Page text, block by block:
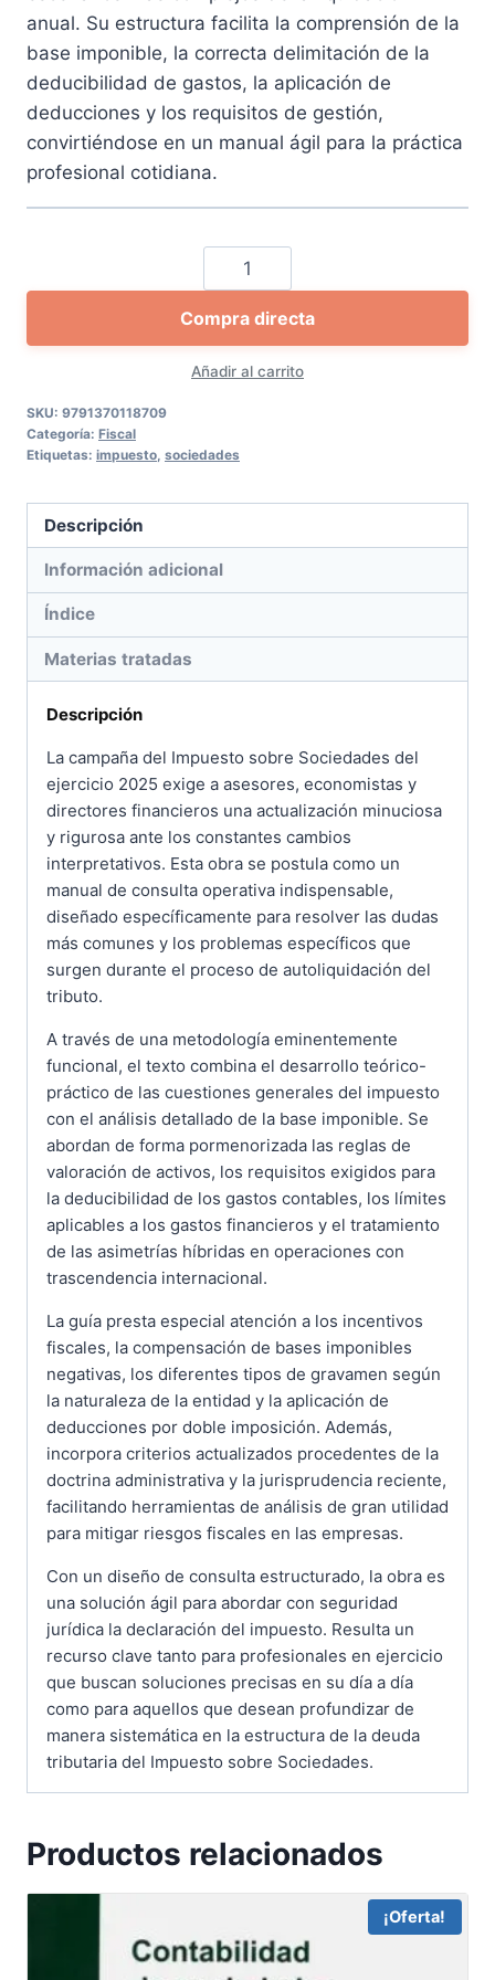
anual. Su estructura facilita la comprensión de la
base imponible, la correcta delimitación de la
deducibilidad de gastos, la aplicación de
deducciones y los requisitos de gestión,
convirtiéndose en un manual ágil para la práctica
profesional cotidiana.
Preguntas
y
casos
acerca
del
para
2025
Añadir al carrito
Compra directa
SKU: 9791370118709
Categoría: Fiscal
Etiquetas: impuesto, sociedades
Descripción
Información adicional
Índice
Materias tratadas
Descripción
La campaña del Impuesto sobre Sociedades del
ejercicio 2025 exige a asesores, economistas y
directores financieros una actualización minuciosa
y rigurosa ante los constantes cambios
interpretativos. Esta obra se postula como un
manual de consulta operativa indispensable,
diseñado específicamente para resolver las dudas
más comunes y los problemas específicos que
surgen durante el proceso de autoliquidación del
tributo.
A través de una metodología eminentemente
funcional, el texto combina el desarrollo teórico-
práctico de las cuestiones generales del impuesto
con el análisis detallado de la base imponible. Se
abordan de forma pormenorizada las reglas de
valoración de activos, los requisitos exigidos para
la deducibilidad de los gastos contables, los límites
aplicables a los gastos financieros y el tratamiento
de las asimetrías híbridas en operaciones con
trascendencia internacional.
La guía presta especial atención a los incentivos
fiscales, la compensación de bases imponibles
negativas, los diferentes tipos de gravamen según
la naturaleza de la entidad y la aplicación de
deducciones por doble imposición. Además,
incorpora criterios actualizados procedentes de la
doctrina administrativa y la jurisprudencia reciente,
facilitando herramientas de análisis de gran utilidad
para mitigar riesgos fiscales en las empresas.
Con un diseño de consulta estructurado, la obra es
una solución ágil para abordar con seguridad
jurídica la declaración del impuesto. Resulta un
recurso clave tanto para profesionales en ejercicio
que buscan soluciones precisas en su día a día
como para aquellos que desean profundizar de
manera sistemática en la estructura de la deuda
tributaria del Impuesto sobre Sociedades.
Productos relacionados
¡Oferta!